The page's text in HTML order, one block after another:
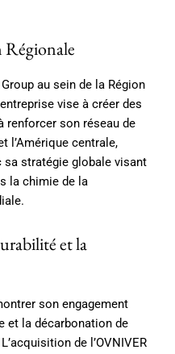
Régionale
au sein de la Région
vise à créer des
renforcer son réseau de
l’Amérique centrale,
sa stratégie globale visant
la chimie de la
et la
son engagement
et la décarbonation de
de l’OVNIVER